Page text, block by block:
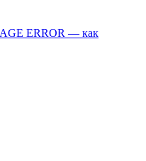
ERROR — как